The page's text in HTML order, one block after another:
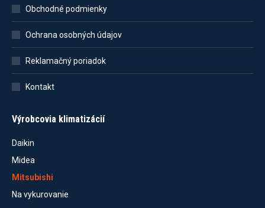
Obchodné podmienky
Ochrana osobných údajov
Reklamačný poriadok
Kontakt
Výrobcovia klimatizácií
Daikin
Midea
Mitsubishi
Na vykurovanie